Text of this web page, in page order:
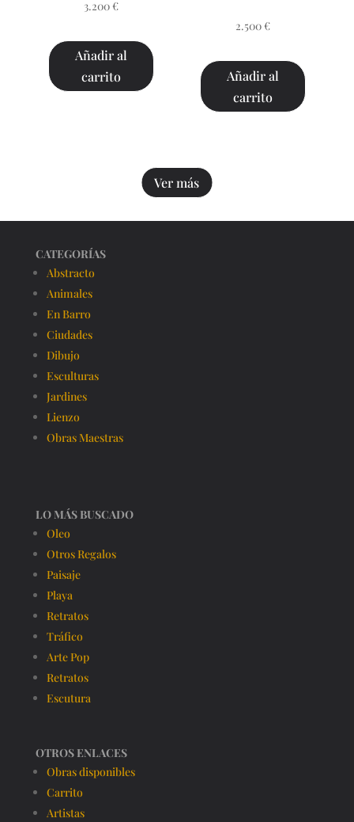
3.200 €
Añadir al
carrito
2.500 €
Añadir al
carrito
Ver más
CATEGORÍAS
Abstracto
Animales
En Barro
Ciudades
Dibujo
Esculturas
Jardines
Lienzo
Obras Maestras
LO MÁS BUSCADO
Oleo
Otros Regalos
Paisaje
Playa
Retratos
Tráfico
Arte Pop
Retratos
Escutura
OTROS ENLACES
Obras disponibles
Carrito
Artistas